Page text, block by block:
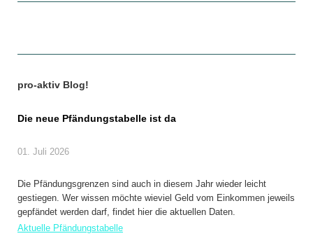
pro-aktiv Blog!
Die neue Pfändungstabelle ist da
01. Juli 2026
Die Pfändungsgrenzen sind auch in diesem Jahr wieder leicht
gestiegen. Wer wissen möchte wieviel Geld vom Einkommen jeweils
gepfändet werden darf, findet hier die aktuellen Daten.
Aktuelle Pfändungstabelle